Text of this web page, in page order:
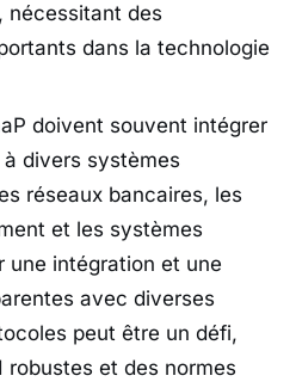
nécessitant des
dans la technologie
doivent souvent intégrer
divers systèmes
réseaux bancaires, les
et les systèmes
une intégration et une
avec diverses
peut être un défi,
robustes et des normes